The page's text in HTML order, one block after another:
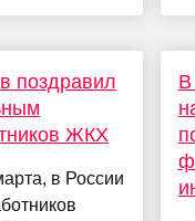
поздравил
ЖКХ
в России
В